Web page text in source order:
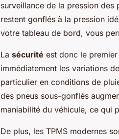
surveillance de la pression des
restent gonflés à la pression
votre tableau de bord, vous
La sécurité est donc le
immédiatement les variations
particulier en conditions de
des pneus sous-gonflés
maniabilité du véhicule, ce qui
De plus, les TPMS modernes